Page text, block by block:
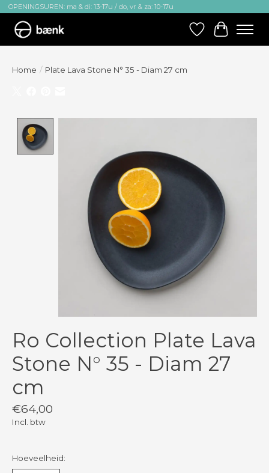
OPENINGSUREN: ma & di: 13-17u / do, vr & za: 10-17u
Verlanglijst
Home / Plate Lava Stone N° 35 - Diam 27 cm
Ro Collection Plate Lava
Stone N° 35 - Diam 27
cm
€64,00
Incl. btw
Hoeveelheid: